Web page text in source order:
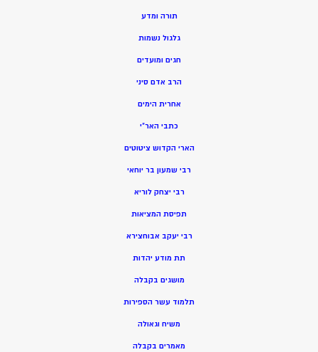
תורה ומדע
גלגול נשמות
חגים ומועדים
הרב אדם סיני
אחרית הימים
כתבי האר”י
הארי הקדוש ציטוטים
רבי שמעון בר יוחאי
רבי יצחק לוריא
תפיסת המציאות
רבי יעקב אבוחצירא
תת מודע יהדות
מושגים בקבלה
תלמוד עשר הספירות
משיח וגאולה
מאמרים בקבלה